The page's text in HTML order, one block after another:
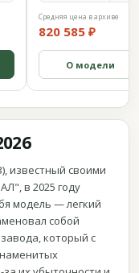
Средняя цена в архиве
820 585 ₽
О модели
известный своими
в 2025 году
модель — легкий
собой
который с